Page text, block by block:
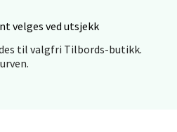
velges ved utsjekk
til valgfri Tilbords-butikk.